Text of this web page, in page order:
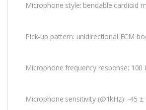
Microphone style: bendable cardioid
Pick-up pattern: unidirectional ECM
Microphone frequency response: 100
Microphone sensitivity (@1kHz): -45 ±